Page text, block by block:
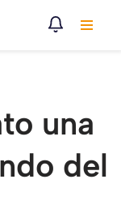
una
del